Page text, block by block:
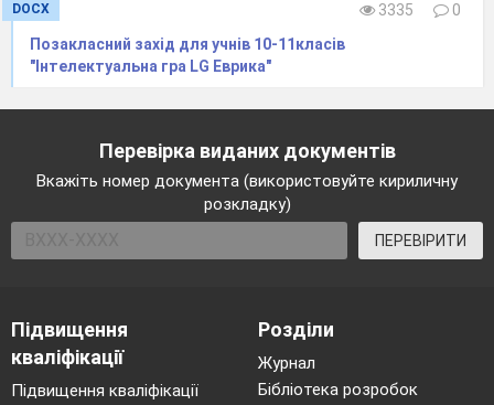
DOCX 3335
0
Позакласний захід для учнів 10-11класів
"Інтелектуальна гра LG Еврика"
Перевірка виданих документів
Вкажіть номер документа (використовуйте кириличну
розкладку)
ПЕРЕВІРИТИ
Підвищення
кваліфікації
Підвищення кваліфікації
Розділи
Журнал
Бібліотека розробок